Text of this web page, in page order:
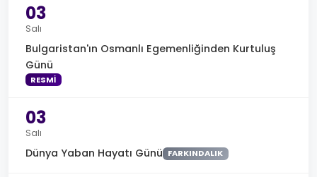
03
Salı
Bulgaristan'ın Osmanlı Egemenliğinden Kurtuluş
Günü
RESMI
03
Salı
Dünya Yaban Hayatı Günü FARKINDALIK